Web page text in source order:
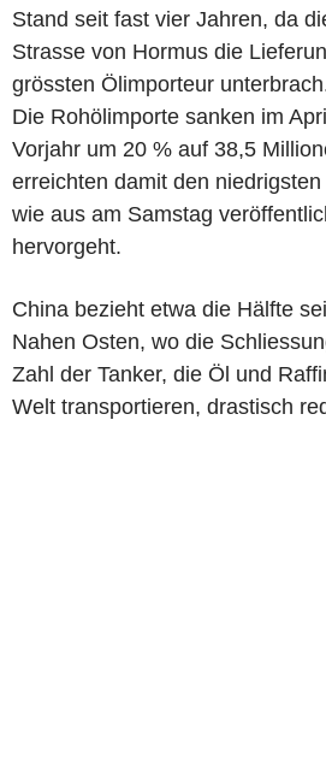
Stand seit fast vier Jahren, da
Strasse von Hormus die
grössten Ölimporteur
Die Rohölimporte sanken im
Vorjahr um 20 % auf 38,5
erreichten damit den
wie aus am Samstag
hervorgeht.
China bezieht etwa die Hälfte
Nahen Osten, wo die
Zahl der Tanker, die Öl und
Welt transportieren, drastisch